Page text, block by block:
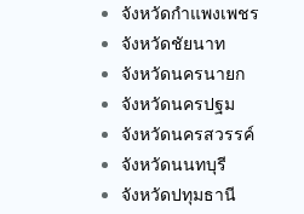
จังหวัดกำแพงเพชร
จังหวัดชัยนาท
จังหวัดนครนายก
จังหวัดนครปฐม
จังหวัดนครสวรรค์
จังหวัดนนทบุรี
จังหวัดปทุมธานี